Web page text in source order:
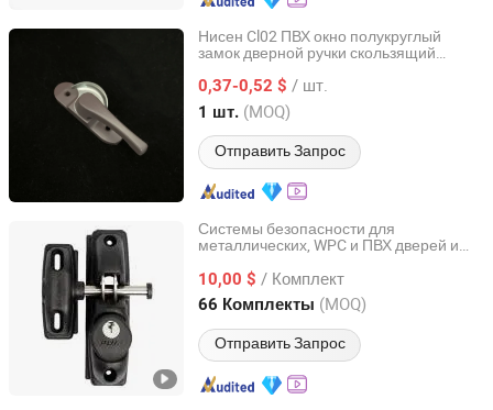
Нисен Cl02 ПВХ окно полукруглый
замок дверной ручки скользящий
аппаратные аксессуары заводская
цена оконной дверной фурнитуры
0,37-0,52 $ / шт.
1 шт. (MOQ)
Отправить Запрос
Shandong Nisen Trade Co., Ltd.
Shandong, China с 2022
Системы безопасности для
металлических, WPC и ПВХ дверей и
10,00 $ / Комплект
66 Комплекты (MOQ)
Отправить Запрос
Weifang Jinzita Metalworks Co., Ltd.
Shandong, China с 2018